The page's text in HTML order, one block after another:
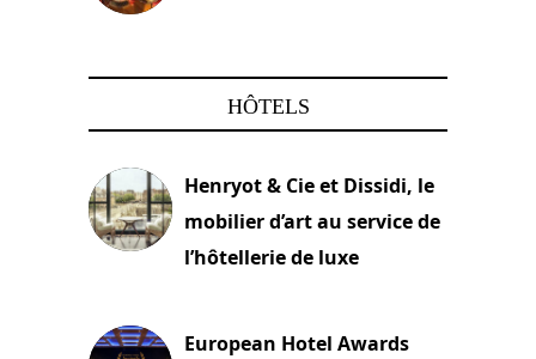
HÔTELS
Henryot & Cie et Dissidi, le
mobilier d’art au service de
l’hôtellerie de luxe
European Hotel Awards